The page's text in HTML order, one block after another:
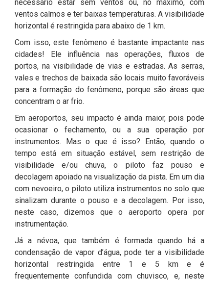
necessário estar sem ventos ou, no máximo, com
ventos calmos e ter baixas temperaturas. A visibilidade
horizontal é restringida para abaixo de 1 km.
Com isso, este fenômeno é bastante impactante nas
cidades! Ele influência nas operações, fluxos de
portos, na visibilidade de vias e estradas. As serras,
vales e trechos de baixada são locais muito favoráveis
para a formação do fenômeno, porque são áreas que
concentram o ar frio.
Em aeroportos, seu impacto é ainda maior, pois pode
ocasionar o fechamento, ou a sua operação por
instrumentos. Mas o que é isso? Então, quando o
tempo está em situação estável, sem restrição de
visibilidade e/ou chuva, o piloto faz pouso e
decolagem apoiado na visualização da pista. Em um dia
com nevoeiro, o piloto utiliza instrumentos no solo que
sinalizam durante o pouso e a decolagem. Por isso,
neste caso, dizemos que o aeroporto opera por
instrumentação.
Já a névoa, que também é formada quando há a
condensação de vapor d’água, pode ter a visibilidade
horizontal restringida entre 1 e 5 km e é
frequentemente confundida com chuvisco, e, neste